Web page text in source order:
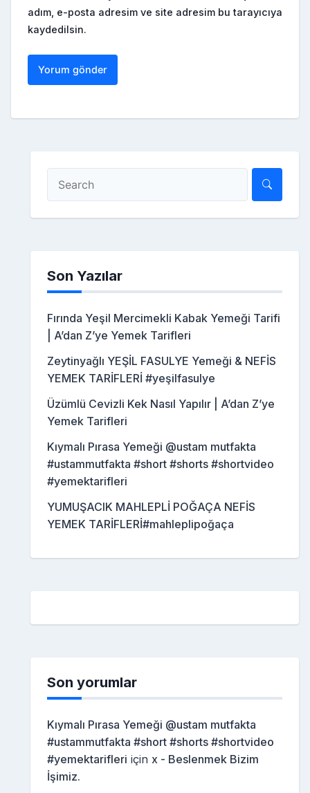
adım, e-posta adresim ve site adresim bu tarayıcıya
kaydedilsin.
Son Yazılar
Fırında Yeşil Mercimekli Kabak Yemeği Tarifi
| A’dan Z’ye Yemek Tarifleri
Zeytinyağlı YEŞİL FASULYE Yemeği & NEFİS
YEMEK TARİFLERİ #yeşilfasulye
Üzümlü Cevizli Kek Nasıl Yapılır | A’dan Z’ye
Yemek Tarifleri
Kıymalı Pırasa Yemeği @ustam mutfakta
#ustammutfakta #short #shorts #shortvideo
#yemektarifleri
YUMUŞACIK MAHLEPLİ POĞAÇA NEFİS
YEMEK TARİFLERİ#mahleplipoğaça
Son yorumlar
Kıymalı Pırasa Yemeği @ustam mutfakta
#ustammutfakta #short #shorts #shortvideo
#yemektarifleri için x - Beslenmek Bizim
İşimiz.